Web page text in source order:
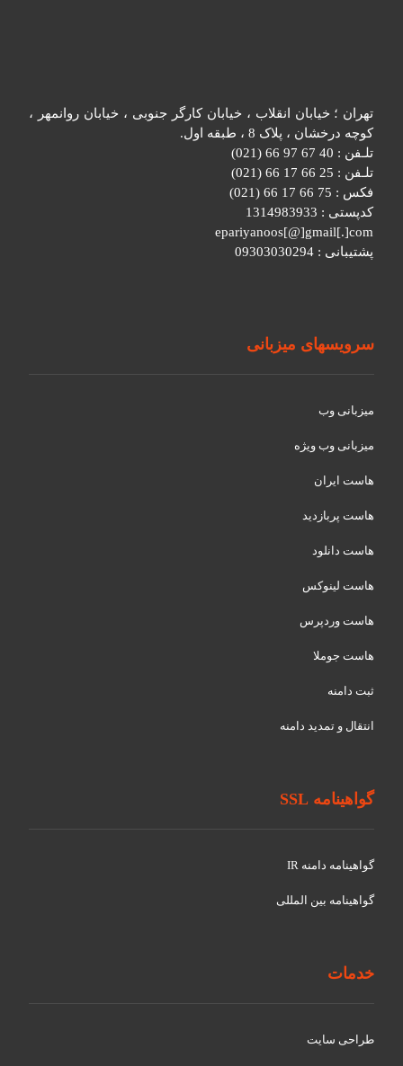
تهران ؛ خیابان انقلاب ، خیابان کارگر جنوبی ، خیابان روانمهر ،
کوچه درخشان ، پلاک 8 ، طبقه اول.
تلـفن : 40 67 97 66 (021)
تلـفن : 25 66 17 66 (021)
فکس : 75 66 17 66 (021)
کدپستی : 1314983933
epariyanoos[@]gmail[.]com
پشتیبانی : 09303030294
سرویسهای میزبانی
میزبانی وب
میزبانی وب ویژه
هاست ایران
هاست پربازدید
هاست دانلود
هاست لینوکس
هاست وردپرس
هاست جوملا
ثبت دامنه
انتقال و تمدید دامنه
گواهینامه SSL
گواهينامه دامنه IR
گواهينامه بین المللی
خدمات
طراحی سایت